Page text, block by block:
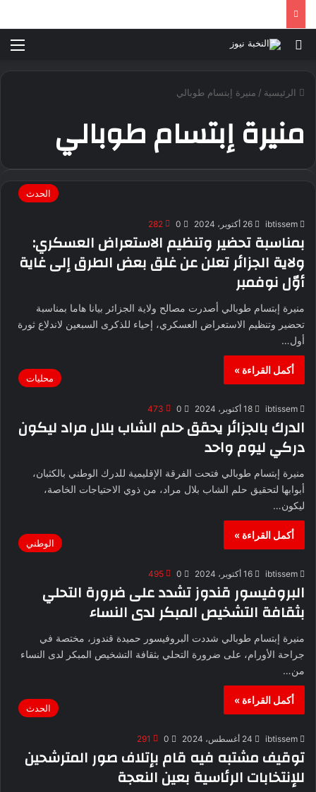
بحث عن
الرئيسية / منيرة إبتسام طوبالي
منيرة إبتسام طوبالي
الحدث
ibtissem 26 أكتوبر، 2024 0
282
بمناسبة تحضير وتنظيم الاستعراض العسكري:
ولاية الجزائر تعلن عن غلق بعض الطرق إلى غاية
أوّل نوفمبر
منيرة إبتسام طوبالي أصدرت مصالح ولاية الجزائر بيانا هاما بمناسبة
تحضير وتنظيم الاستعراض العسكري، إحياء للذكرى السبعين لاندلاع ثورة
أول…
أكمل القراءة »
محليات
ibtissem 18 أكتوبر، 2024 0
473
الدرك بالجزائر يحقق حلم الشاب بلال مراد ليكون
دركي ليوم واحد
منيرة إبتسام طوبالي فتحت الفرقة الإقليمية للدرك الوطني بالكثبان،
أبوابها لتحقيق حلم الشاب بلال مراد، من ذوي الاحتياجات الخاصة،
ليكون…
أكمل القراءة »
الوطني
ibtissem 16 أكتوبر، 2024 0
495
البروفيسور قندوز تشدد على ضرورة التحلي
بثقافة التشخيص المبكر لدى النساء
منيرة إبتسام طوبالي شددت البروفيسور حميدة قندوز، مختصة في
جراحة الأورام، على ضرورة التحلي بثقافة التشخيص المبكر لدى النساء
من…
أكمل القراءة »
الحدث
ibtissem 24 أغسطس، 2024 0
291
توقيف مشتبه فيه قام بإتلاف صور المترشحين
للإنتخابات الرئاسية بعين النعجة